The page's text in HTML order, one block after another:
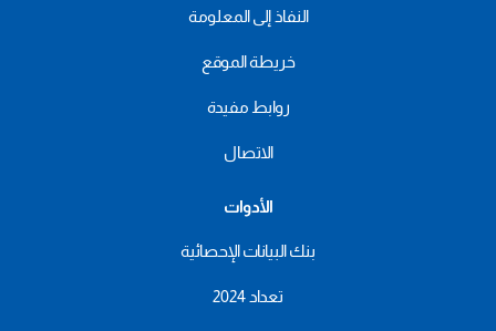
النفاذ إلى المعلومة
خريطة الموقع
روابط مفيدة
الاتصال
الأدوات
بنك البيانات الإحصائية
تعداد 2024